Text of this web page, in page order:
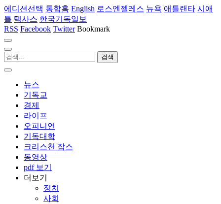
에디션선택 통합홈 English 로스엔젤레스 뉴욕 애틀랜타 시애
틀 텍사스 한국기독일보
RSS Facebook Twitter Bookmark
뉴스
기독교
경제
라이프
오피니언
기독대학
크리스천 잡스
동영상
pdf 보기
더보기
정치
사회